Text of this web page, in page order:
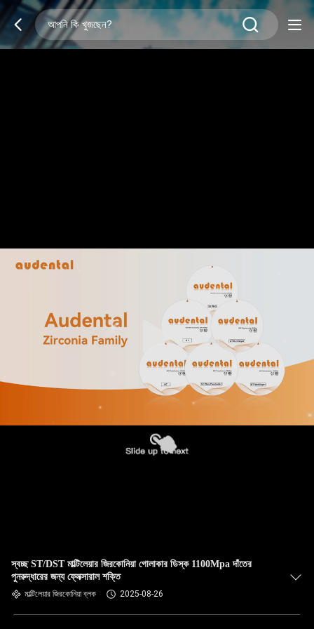
স্বচ্ছ ST/DST মাল্টিলেয়ার জিরকোনিয়া গোলাকার ডিস্ক 1100Mpa দাঁতের
পুনরুদ্ধারের জন্য ফ্লেক্সারাল শক্তি
মাল্টিলেয়ার জিরকোনিয়া ব্লক 2025-08-26